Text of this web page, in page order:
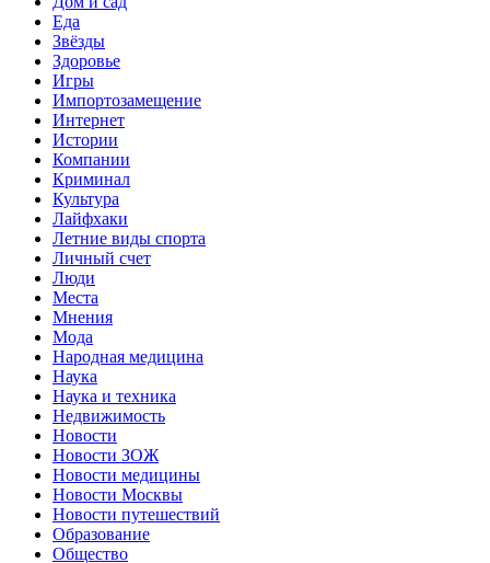
Еда
Звёзды
Здоровье
Игры
Импортозамещение
Интернет
Истории
Компании
Криминал
Культура
Лайфхаки
Летние виды спорта
Личный счет
Люди
Места
Мнения
Мода
Народная медицина
Наука
Наука и техника
Недвижимость
Новости
Новости ЗОЖ
Новости медицины
Новости Москвы
Новости путешествий
Образование
Общество